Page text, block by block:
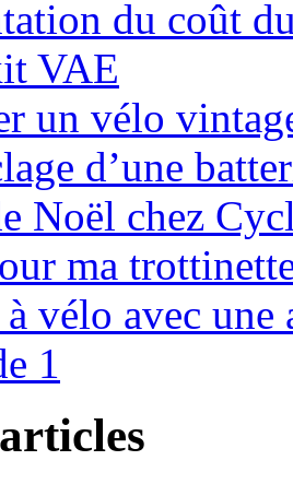
du coût
VAE
un vélo
d’une
Noël chez
ma
vélo avec
1